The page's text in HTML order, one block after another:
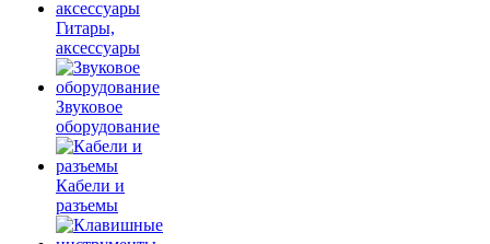
Гитары,
аксессуары
Звуковое
оборудование
Кабели и
разъемы